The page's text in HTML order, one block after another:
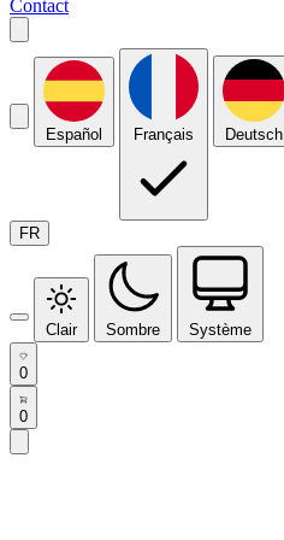
Contact
Español Français Deutsch
FR
Clair Sombre Système
0
0